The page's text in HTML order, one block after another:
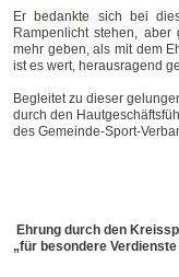
Er bedankte sich bei
Rampenlicht stehen,
mehr geben, als mit dem
ist es wert, herausragend
Begleitet zu dieser
durch den
des Gemeinde-Sport-
Ehrung durch den
„für besondere